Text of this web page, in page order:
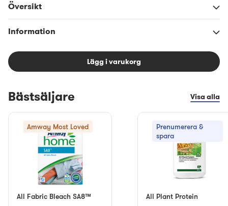
Översikt
Information
Lägg i varukorg
Bästsäljare Visa alla
Amway Most Loved
All Fabric Bleach SA8™
Prenumerera &
spara
All Plant Protein